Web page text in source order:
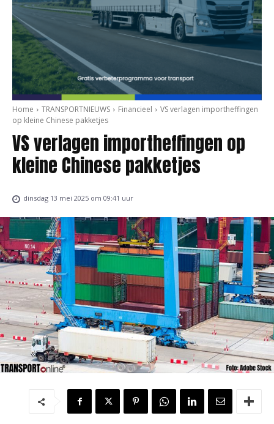
Home TRANSPORTNIEUWS Financieel
VS verlagen importheffingen
op kleine Chinese pakketjes
VS verlagen importheffingen op
kleine Chinese pakketjes
dinsdag 13 mei 2025 om 09:41 uur